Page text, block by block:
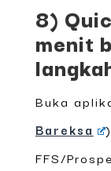
8)
menit
Buka
Bareksa
FFS/